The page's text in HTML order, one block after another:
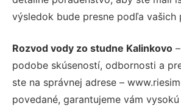
výsledok bude presne podľa vašich
Rozvod vody zo studne Kalinkovo
podobe skúseností, odbornosti a
ste na správnej adrese –
povedané, garantujeme vám